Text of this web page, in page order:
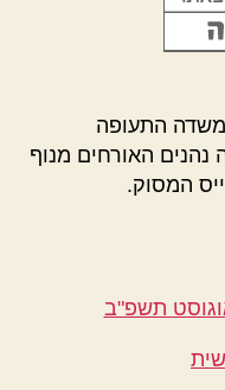
התעופה
האורחים מנוף
המסוק.
תשפ"ב